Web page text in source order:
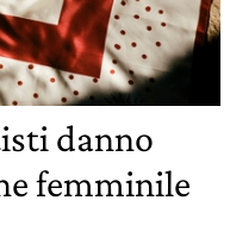
danno
femminile